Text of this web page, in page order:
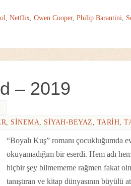
, Netflix, Owen Cooper, Philip Barantini,
– 2019
SINEMA SIYAH-BEYAZ TARIH
“Boyalı Kuş” romanı çocukluğumda
okuyamadığım bir eserdi. Hem adı
hiçbir şey bilmememe rağmen fakat
tanıştıran ve kitap dünyasının büyülü